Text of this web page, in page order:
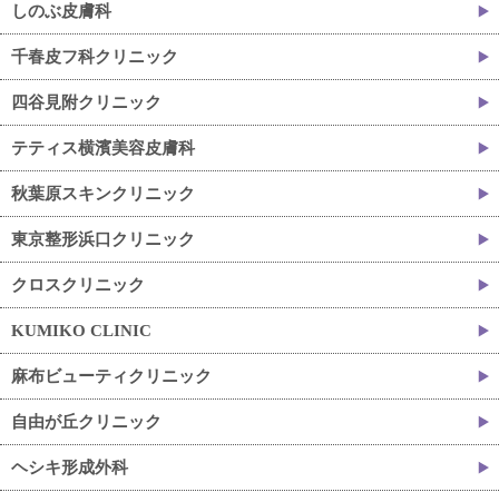
しのぶ皮膚科
千春皮フ科クリニック
四谷見附クリニック
テティス横濱美容皮膚科
秋葉原スキンクリニック
東京整形浜口クリニック
クロスクリニック
KUMIKO CLINIC
麻布ビューティクリニック
自由が丘クリニック
ヘシキ形成外科